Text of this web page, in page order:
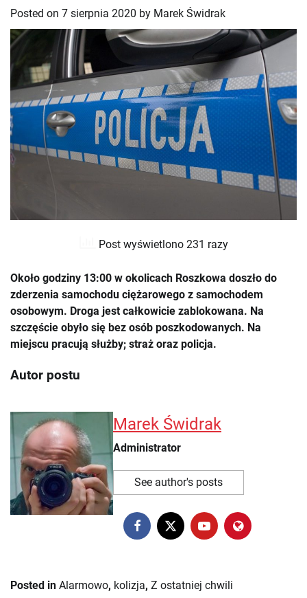
Posted on 7 sierpnia 2020 by Marek Świdrak
Post wyświetlono 231 razy
Około godziny 13:00 w okolicach Roszkowa doszło do
zderzenia samochodu ciężarowego z samochodem
osobowym. Droga jest całkowicie zablokowana. Na
szczęście obyło się bez osób poszkodowanych. Na
miejscu pracują służby; straż oraz policja.
Autor postu
Marek Świdrak
Administrator
See author's posts
Posted in Alarmowo, kolizja, Z ostatniej chwili